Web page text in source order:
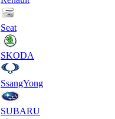
Seat
SKODA
SsangYong
SUBARU